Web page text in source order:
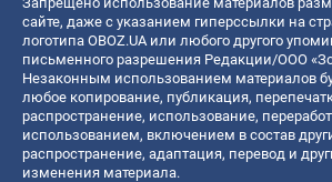
сайте, даже с указанием гиперссылки на
логотипа OBOZ.UA или любого другого
письменного разрешения Редакции/ООО
Незаконным использованием материалов
любое копирование, публикация,
распространение, использование,
использованием, включением в состав
распространение, адаптация, перевод и
изменения материала.